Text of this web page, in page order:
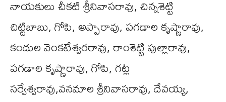
నాయకులు చీకటి శ్రీనివాసరావు, చిన్నశెట్టి
చిట్టిబాబు, గోపి, అప్పారావు, పగడాల కృష్ణారావు,
కందుల వెంకటేశ్వరరావు, రాంశెట్టి పుల్లారావు,
పగడాల కృష్ణారావు, గోపి, గట్ల
సర్వేశ్వరావు,వనమాల శ్రీనివాసరావు, దేవయ్య,